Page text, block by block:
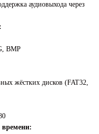
аудиовыхода через
BMP
жёстких дисков (FAT32,
времени: